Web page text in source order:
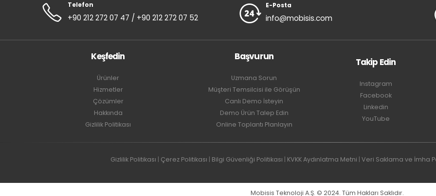
Telefon
+90 212 272 07 47 / +90 212 272 07 52
E-Posta
info@mobisis.com
Keşfedin
Ürünler
Hizmetler
Çözümler
Hakkında
Gizlilik Politikası
Başvurun
Uzmana Sorun
Müşteri Temsilcisi ile Görüşün
Canlı Demo İsteyin
Demo Ürün Talep Edin
Online Toplantı Planlayın
Takip Edin
Instagram
Facebook
Linkedin
YouTube
Gizlilik Politikası | Çerez Politikası | Bilgi Güvenliği Politikası | KVKK Aydınlatma Metni | Veri Saklama ve İmha
Mobisis Teknoloji A.Ş. © 2024. Tüm Hakları Saklıdır.